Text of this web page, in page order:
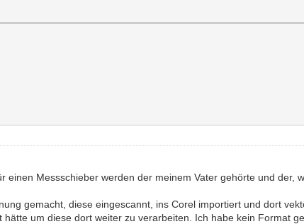
einen Messschieber werden der meinem Vater gehörte und der,
gemacht, diese eingescannt, ins Corel importiert und dort
um diese dort weiter zu verarbeiten. Ich habe kein Format